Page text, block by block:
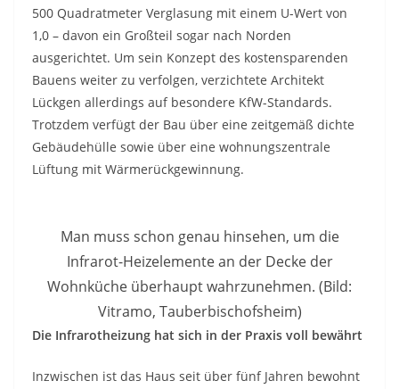
500 Quadratmeter Verglasung mit einem U-Wert von
1,0 – davon ein Großteil sogar nach Norden
ausgerichtet. Um sein Konzept des kostensparenden
Bauens weiter zu verfolgen, verzichtete Architekt
Lückgen allerdings auf besondere KfW-Standards.
Trotzdem verfügt der Bau über eine zeitgemäß dichte
Gebäudehülle sowie über eine wohnungszentrale
Lüftung mit Wärmerückgewinnung.
Man muss schon genau hinsehen, um die
Infrarot-Heizelemente an der Decke der
Wohnküche überhaupt wahrzunehmen. (Bild:
Vitramo, Tauberbischofsheim)
Die Infrarotheizung hat sich in der Praxis voll bewährt
Inzwischen ist das Haus seit über fünf Jahren bewohnt